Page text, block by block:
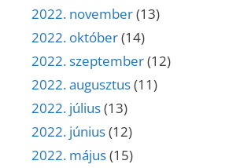
2022. november(13)
2022. október(14)
2022. szeptember(12)
2022. augusztus(11)
2022. július(13)
2022. június(12)
2022. május(15)